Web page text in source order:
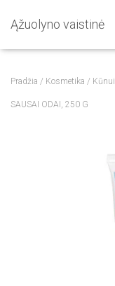
Ąžuolyno vaistinė
Pradžia / Kosmetika / Kūnui
SAUSAI ODAI, 250 G